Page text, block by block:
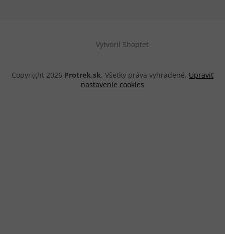
Vytvoril Shoptet
Copyright 2026 Protrek.sk. Všetky práva vyhradené. Upraviť
nastavenie cookies